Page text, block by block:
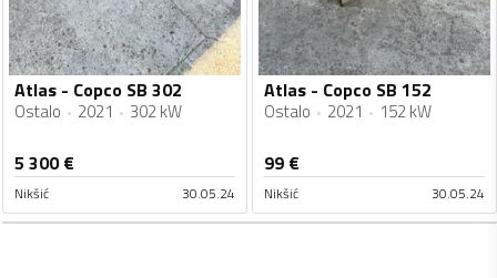
Atlas - Copco SB 302
Ostalo 2021 302 kW
5 300€
Nikšić 30.05.24
Atlas - Copco SB 152
Ostalo 2021 152 kW
99 €
Nikšić 30.05.24